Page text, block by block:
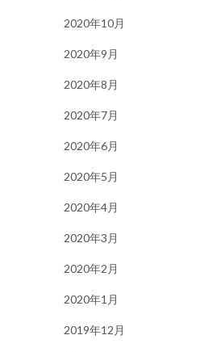
2020年10月
2020年9月
2020年8月
2020年7月
2020年6月
2020年5月
2020年4月
2020年3月
2020年2月
2020年1月
2019年12月